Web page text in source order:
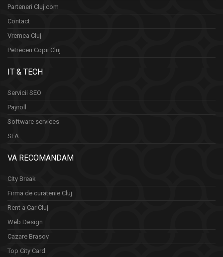
Parteneri Cluj.com
Contact
Vremea Cluj
Petreceri Copii Cluj
IT & TECH
Servicii SEO
Payroll
Software services
SFA
VA RECOMANDAM
City Break
Firma de curatenie Cluj
Rent a Car Cluj
Web Design
Cazare Brasov
Top City Card